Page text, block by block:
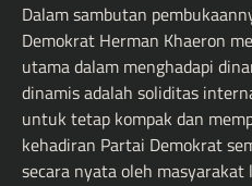
Dalam sambutan
Demokrat Herman Khaeron
utama dalam menghadapi
dinamis adalah soliditas
untuk tetap kompak dan
kehadiran Partai Demokrat
secara nyata oleh masyarakat